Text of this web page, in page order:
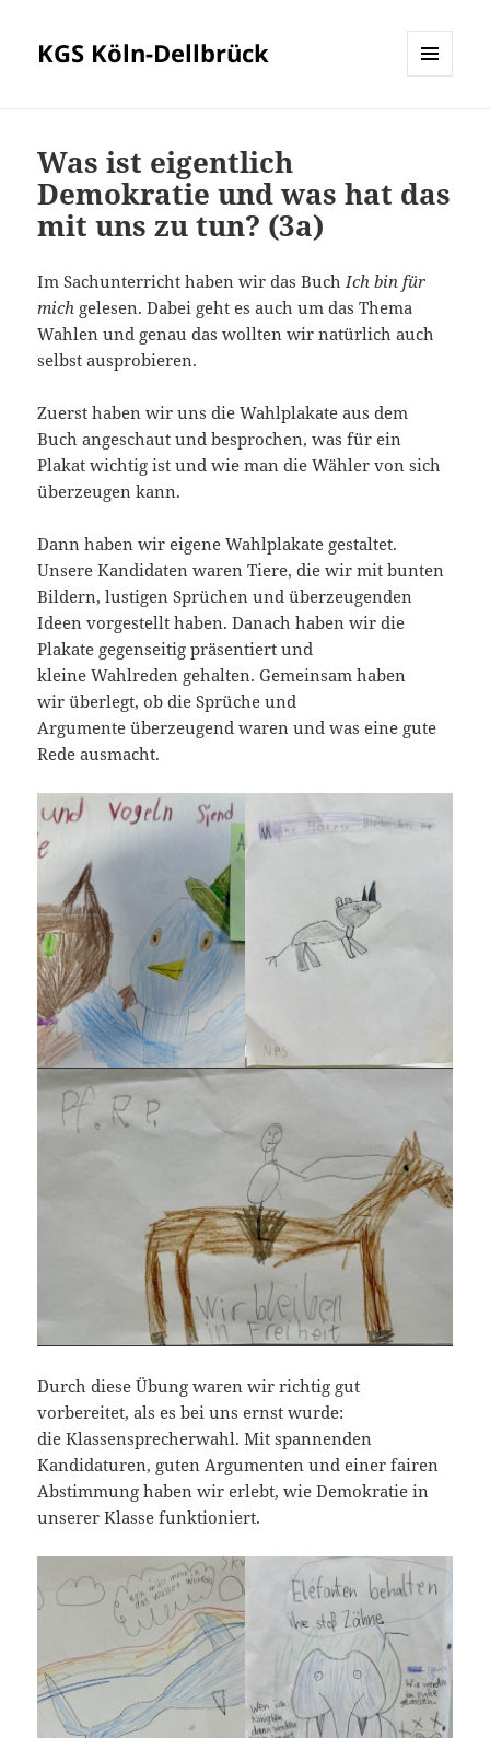
KGS Köln-Dellbrück
Was ist eigentlich
Demokratie und was hat das
mit uns zu tun? (3a)
Im Sachunterricht haben wir das BuchIch bin für
mich gelesen. Dabei geht es auch um das Thema
Wahlen und genau das wollten wir natürlich auch
selbst ausprobieren.
Zuerst haben wir uns die Wahlplakate aus dem
Buch angeschaut und besprochen, was für ein
Plakat wichtig ist und wie man die Wähler von sich
überzeugen kann.
Dann haben wir eigene Wahlplakate gestaltet.
Unsere Kandidaten waren Tiere, die wir mit bunten
Bildern, lustigen Sprüchen und überzeugenden
Ideen vorgestellt haben. Danach haben wir die
Plakate gegenseitig präsentiert und
kleine Wahlreden gehalten. Gemeinsam haben
wir überlegt, ob die Sprüche und
Argumente überzeugend waren und was eine gute
Rede ausmacht.
Durch diese Übung waren wir richtig gut
vorbereitet, als es bei uns ernst wurde:
die Klassensprecherwahl. Mit spannenden
Kandidaturen, guten Argumenten und einer fairen
Abstimmung haben wir erlebt, wie Demokratie in
unserer Klasse funktioniert.